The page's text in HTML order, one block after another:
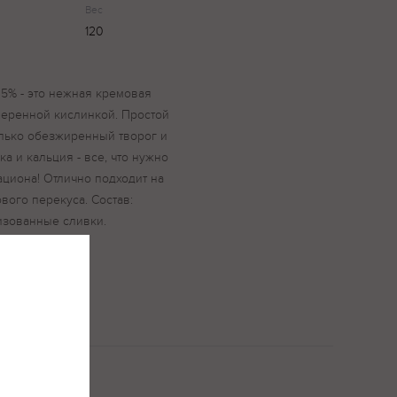
Вес
120
- это нежная кремовая
кислинкой. Простой
обезжиренный творог и
и кальция - все, что нужно
Отлично подходит на
перекуса. Состав:
сливки.